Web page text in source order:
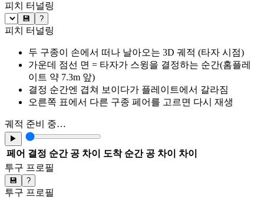
피치 터널링
💾 ?
피치 터널링
두 구종이 손에서 떠나 날아오는 3D 궤적 (타자 시점)
가운데 점선 면 = 타자가 스윙을 결정하는 순간(홈플레
이트 약 7.3m 앞)
결정 순간엔 겹쳐 보이다가 플레이트에서 갈라짐
오른쪽 표에서 다른 구종 페어를 고르면 다시 재생
궤적 준비 중…
▶
페어 결정 순간 공 차이 도착 순간 공 차이
차이
투구 프로필
💾 ?
투구 프로필